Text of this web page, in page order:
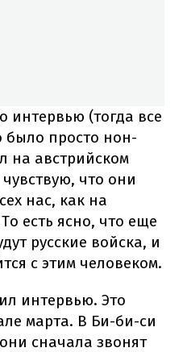
интервью (тогда все
было просто нон-
на австрийском
что они
нас, как на
есть ясно, что еще
русские войска, и
с этим человеком.
интервью. Это
марта. В Би-би-си
сначала звонят